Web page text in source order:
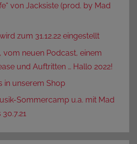
von Jacksiste (prod. by Mad
zum 31.12.22 eingestellt
vom neuen Podcast, einem
und Auftritten … Hallo 2022!
in unserem Shop
Sommercamp u.a. mit Mad